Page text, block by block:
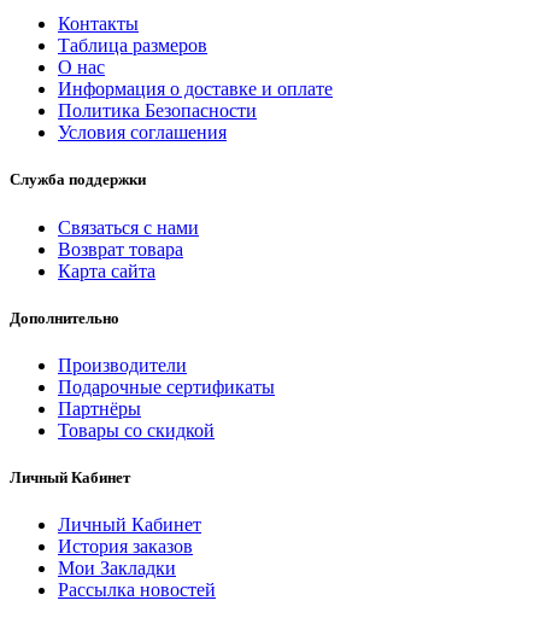
Контакты
Таблица размеров
О нас
Информация о доставке и оплате
Политика Безопасности
Условия соглашения
Служба поддержки
Связаться с нами
Возврат товара
Карта сайта
Дополнительно
Производители
Подарочные сертификаты
Партнёры
Товары со скидкой
Личный Кабинет
Личный Кабинет
История заказов
Мои Закладки
Рассылка новостей